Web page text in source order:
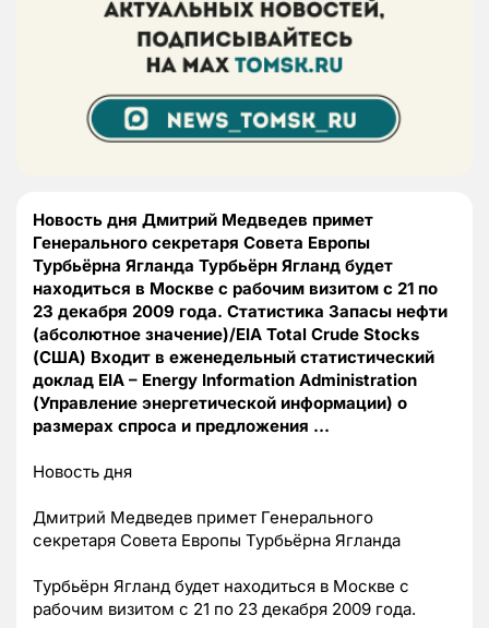
Новость дня Дмитрий Медведев примет
Генерального секретаря Совета Европы
Турбьёрна Ягланда Турбьёрн Ягланд будет
находиться в Москве с рабочим визитом с 21 по
23 декабря 2009 года. Статистика Запасы нефти
(абсолютное значение)/EIA Total Crude Stocks
(США) Входит в еженедельный статистический
доклад EIA – Energy Information Administration
(Управление энергетической информации) о
размерах спроса и предложения …
Новость дня
Дмитрий Медведев примет Генерального
секретаря Совета Европы Турбьёрна Ягланда
Турбьёрн Ягланд будет находиться в Москве с
рабочим визитом с 21 по 23 декабря 2009 года.